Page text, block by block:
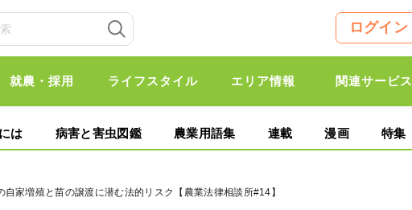
ログイン
就農・採用 ライフスタイル エリア情報 関連サービス
は 病害と害虫図鑑 農業用語集 連載 漫画 特集
家増殖と苗の譲渡に潜む法的リスク【農業法律相談所#14】